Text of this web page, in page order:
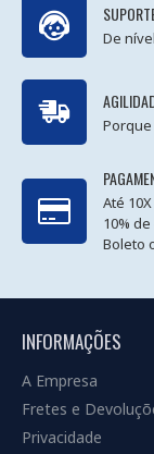
De
Até
10%
Boleto
INFORMAÇÕES
A Empresa
Fretes e
Privacidade